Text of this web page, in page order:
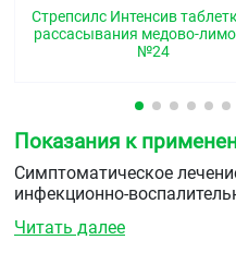
Стрепсилс Интенсив
рассасывания медово-
№24
Показания к
Симптоматическое
инфекционно-
Читать далее